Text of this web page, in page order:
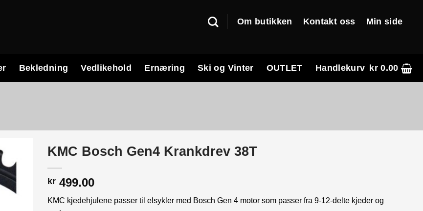
Om butikken Kontakt oss Min side
Bekledning Vedlikehold Ernæring Ski og Vinter OUTLET Handlekurv kr0.00
KMC Bosch Gen4 Krankdrev 38T
kr 499.00
KMC kjedehjulene passer til elsykler med Bosch Gen 4 motor som passer fra 9-12-delte kjeder og